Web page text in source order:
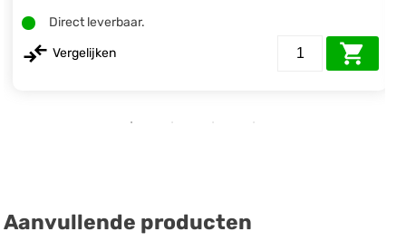
Direct leverbaar.
Vergelijken
Aanvullende producten